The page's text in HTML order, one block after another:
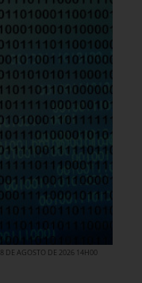
8 DE AGOSTO DE 2026 14H00